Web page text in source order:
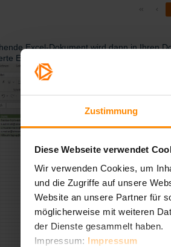
Zustimmung
Diese Webseite verwendet
Wir verwenden Cookies, um
und die Zugriffe auf unsere
Website an unsere Partner für
möglicherweise mit weiteren
der Dienste gesammelt haben.
Impressum: Impressum
Excel-Dokument wird dann in Ihren
Event-Benutzer Liste kann nun in